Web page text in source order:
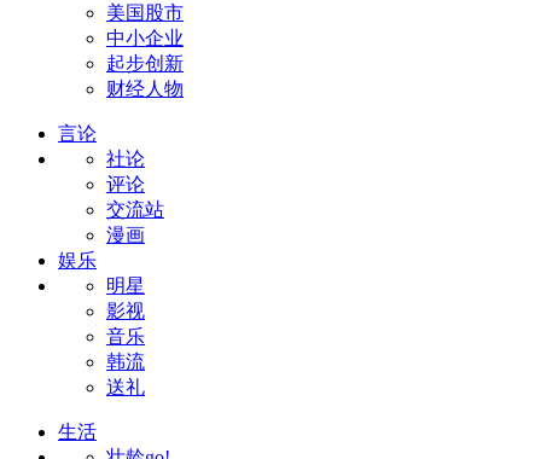
美国股市
中小企业
起步创新
财经人物
言论
社论
评论
交流站
漫画
娱乐
明星
影视
音乐
韩流
送礼
生活